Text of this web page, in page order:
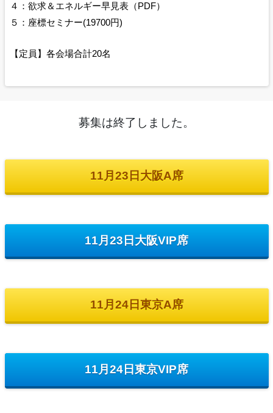
４：欲求＆エネルギー早見表（PDF）
５：座標セミナー(19700円)
【定員】各会場合計20名
募集は終了しました。
11月23日大阪A席
11月23日大阪VIP席
11月24日東京A席
11月24日東京VIP席